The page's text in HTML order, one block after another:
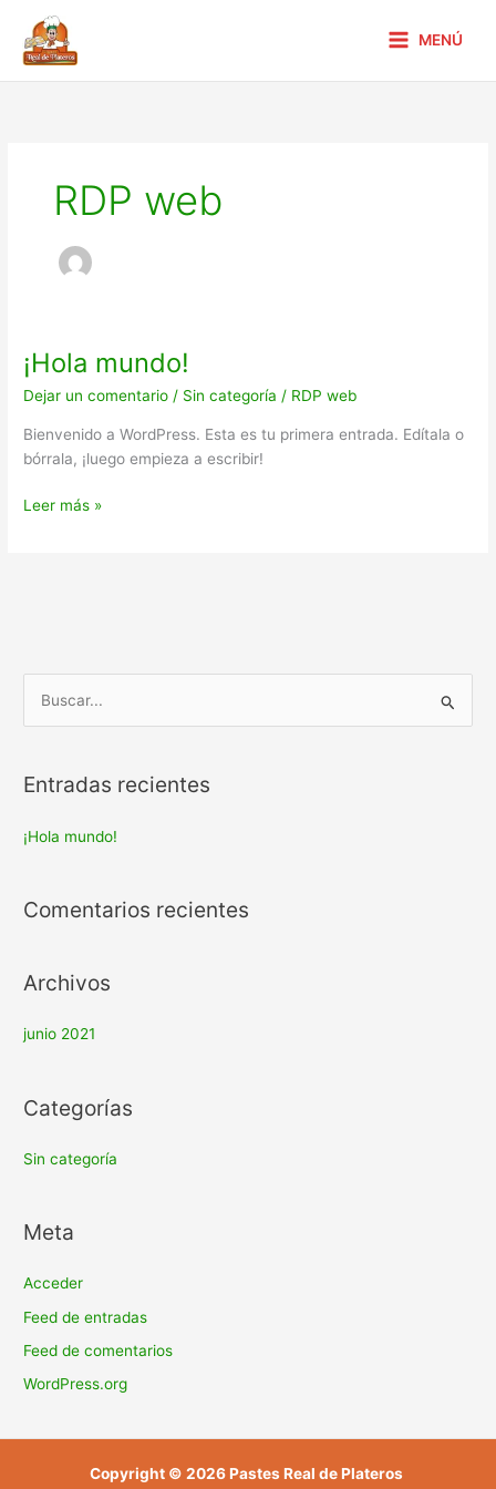
contenido
MENÚ
RDP web
¡Hola mundo!
Dejar un comentario / Sin categoría / RDP web
Bienvenido a WordPress. Esta es tu primera entrada. Edítala o
bórrala, ¡luego empieza a escribir!
¡Hola
mundo!
Leer más »
c
Entradas recientes
¡Hola mundo!
Comentarios recientes
Archivos
junio 2021
Categorías
Sin categoría
Meta
Acceder
Feed de entradas
Feed de comentarios
WordPress.org
Copyright © 2026 Pastes Real de Plateros